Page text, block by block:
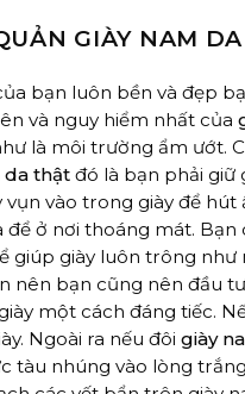
GIÀY NAM
bạn luôn bền và đẹp
và nguy hiểm nhất của
là môi trường ẩm ướt.
da thật đó là bạn phải giữ
vào trong giày để hút
ở nơi thoáng mát.
giúp giày luôn trông như
nên bạn cũng nên đầu
một cách đáng tiếc.
Ngoài ra nếu đôi giày
tàu nhúng vào lòng